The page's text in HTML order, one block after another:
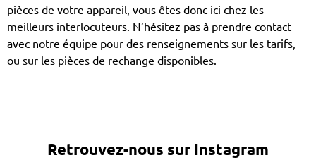
pièces de votre appareil, vous êtes donc ici chez les
meilleurs interlocuteurs. N’hésitez pas à prendre contact
avec notre équipe pour des renseignements sur les tarifs,
ou sur les pièces de rechange disponibles.
Retrouvez-nous sur Instagram